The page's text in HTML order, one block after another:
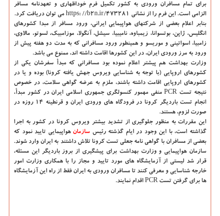
برای تمام مسافران ورودی به کشور تکمیل فرم خوداظهاری و تعهدنامه مسافر
الزامی است. این فرم را از نشانی https: //b۲n.ir/۴۷۳۲۸۱ می توان دریافت کرد.
بنابر اعلام بعضی از شرکتهای هواپیمایی ایرانی، ورود مسافر از مبدا کشورهای
انگلیس، ژاپن، بوتسوانا، زیمباوه، نامیبیا، سیشل، آنگولا، موزامبیک، لسوتو، مالاوی،
زامبیا، اسواتینی و موریسو و همینطور ورود مسافرانی که به مدت دو هفته پیش از
ورود به مرز ورودی ایران، در این کشورها اقامت داشته اند، ممنوع می باشد.
وزارت بهداشت هم پیشتر اعلام نموده بود مسافرانی که مبدأ سفرشان یکی از
کشورهای اروپایی (با توجه به شناسایی ویروس جهش یافته کرونا) بوده و یا در
کشورهای اروپایی اقامت داشته باشند، ملزم به عرضه گواهی سلامت، در خصوص
نتیجه تست PCR منفی مهمور کنسولگری جمهوری اسلامی ایران در کشور مبدأ،
انجام تست باردیگر کرونا در فرودگاه های ورودی ایران و قرنطینه ۱۴ روزه در
صورت لزوم، هستند.
این مقررات به منظور جلوگیری از تشدید بیشتر ویروس کرونا در کشور به اجرا
گذاشته است، با این وجود در ایام گذشته رئیس سازمان هواپیمایی تایید نمود که
بعضی از مسافران با گواهی نامه جعلی تست کرونا تلاش داشتند به ایران وارد شوند.
سازمان هواپیمایی و وزارت بهداشت برای پیشگیری از بروز باردیگر این مسئله،
قرار شد لیستی از آزمایشگاه های مورد تایید و مجاز را با همکاری وزارت امور
خارجه شناسایی و معرفی کنند تا مسافران ورودی به ایران فقط از راه این آزمایشگاه
ها برای گرفتن تست PCR اقدام نمایند.